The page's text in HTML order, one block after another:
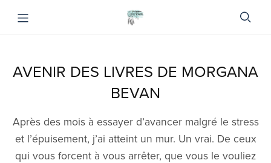
AVENIR DES LIVRES DE MORGANA
BEVAN
Après des mois à essayer d’avancer malgré le stress
et l’épuisement, j’ai atteint un mur. Un vrai. De ceux
qui vous forcent à vous arrêter, que vous le vouliez